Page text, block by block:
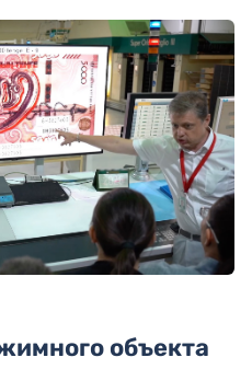
объекта